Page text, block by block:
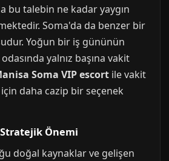
bu talebin ne kadar yaygın
Soma'da da benzer bir
Yoğun bir iş gününün
yalnız başına vakit
Soma VIP escort ile vakit
için daha cazip bir seçenek
Stratejik Önemi
doğal kaynaklar ve gelişen